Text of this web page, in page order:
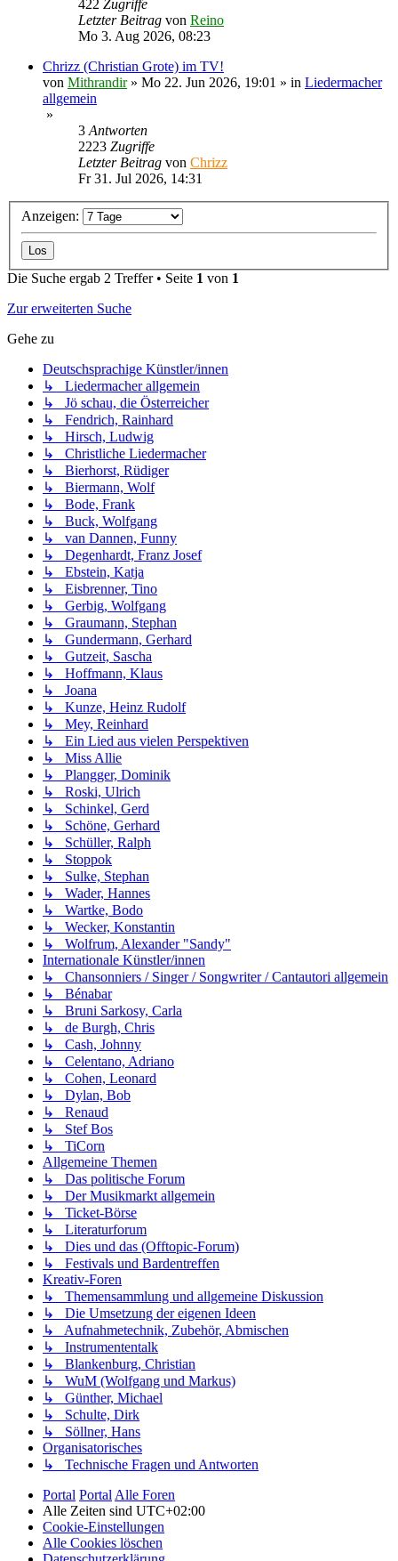
422 Zugriffe
Letzter Beitrag von Reino
Mo 3. Aug 2026, 08:23
Chrizz (Christian Grote) im TV!
von Mithrandir» Mo 22. Jun 2026, 19:01 » in Liedermacher
allgemein
»
3Antworten
2223 Zugriffe
Letzter Beitrag von Chrizz
Fr 31. Jul 2026, 14:31
Anzeigen:
Die Suche ergab 2 Treffer • Seite 1 von 1
Zur erweiterten Suche
Gehe zu
Deutschsprachige Künstler/innen
↳ Liedermacher allgemein
↳ Jö schau, die Österreicher
↳ Fendrich, Rainhard
↳ Hirsch, Ludwig
↳ Christliche Liedermacher
↳ Bierhorst, Rüdiger
↳ Biermann, Wolf
↳ Bode, Frank
↳ Buck, Wolfgang
↳ van Dannen, Funny
↳ Degenhardt, Franz Josef
↳ Ebstein, Katja
↳ Eisbrenner, Tino
↳ Gerbig, Wolfgang
↳ Graumann, Stephan
↳ Gundermann, Gerhard
↳ Gutzeit, Sascha
↳ Hoffmann, Klaus
↳ Joana
↳ Kunze, Heinz Rudolf
↳ Mey, Reinhard
↳ Ein Lied aus vielen Perspektiven
↳ Miss Allie
↳ Plangger, Dominik
↳ Roski, Ulrich
↳ Schinkel, Gerd
↳ Schöne, Gerhard
↳ Schüller, Ralph
↳ Stoppok
↳ Sulke, Stephan
↳ Wader, Hannes
↳ Wartke, Bodo
↳ Wecker, Konstantin
↳ Wolfrum, Alexander "Sandy"
Internationale Künstler/innen
↳ Chansonniers / Singer / Songwriter / Cantautori allgemein
↳ Bénabar
↳ Bruni Sarkosy, Carla
↳ de Burgh, Chris
↳ Cash, Johnny
↳ Celentano, Adriano
↳ Cohen, Leonard
↳ Dylan, Bob
↳ Renaud
↳ Stef Bos
↳ TiCorn
Allgemeine Themen
↳ Das politische Forum
↳ Der Musikmarkt allgemein
↳ Ticket-Börse
↳ Literaturforum
↳ Dies und das (Offtopic-Forum)
↳ Festivals und Bardentreffen
Kreativ-Foren
↳ Themensammlung und allgemeine Diskussion
↳ Die Umsetzung der eigenen Ideen
↳ Aufnahmetechnik, Zubehör, Abmischen
↳ Instrumententalk
↳ Blankenburg, Christian
↳ WuM (Wolfgang und Markus)
↳ Günther, Michael
↳ Schulte, Dirk
↳ Söllner, Hans
Organisatorisches
↳ Technische Fragen und Antworten
Portal Portal Alle Foren
Alle Zeiten sind UTC+02:00
Cookie-Einstellungen
Alle Cookies löschen